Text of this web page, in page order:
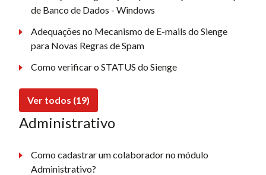
de Banco de Dados - Windows
Adequações no Mecanismo de E-mails do Sienge
para Novas Regras de Spam
Como verificar o STATUS do Sienge
Ver todos (19)
Administrativo
Como cadastrar um colaborador no módulo
Administrativo?